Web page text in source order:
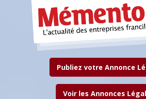
Publiez votre Annonce
Voir les Annonces